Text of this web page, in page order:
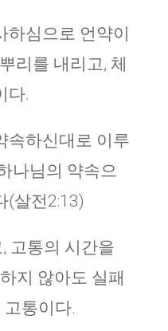
하심으로 언약이
리를 내리고, 체
다.
속하신대로 이루
나님의 약속으
(살전2:13)
고통의 시간을
지 않아도 실패
통이다.